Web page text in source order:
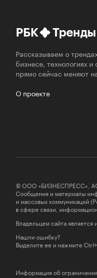
РБК Тренды
Рассказываем о
бизнесе, технологиях
прямо сейчас меняют
О проекте
© ООО «БИЗНЕСПРЕСС»,
Сообщения и материалы
и массовых коммуникаций
в сфере связи,
Владельцем сайта является
Нашли ошибку?
Выделите ее и нажмите
Информация об